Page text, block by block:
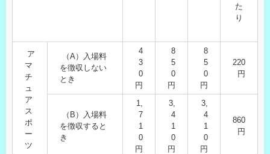
た
り
ア
マ
チ
ュ
ア
ス
ポ
ー
ツ
（A）入場料
を徴収しない
とき
4
3
0
円
8
5
0
円
8
5
0
円
220
円
（B）入場料
を徴収すると
き
1,
7
1
0
円
3,
4
1
0
円
3,
4
1
0
円
860
円